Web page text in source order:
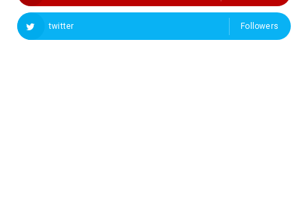
twitter Followers